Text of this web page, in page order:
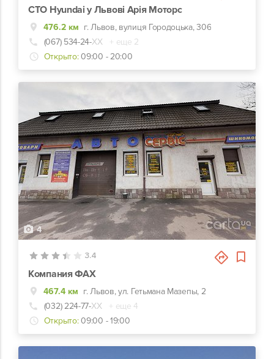
СТО Hyundai у Львові Арія Моторс
476.2 км г. Львов, вулиця Городоцька, 306
(067) 534-24-ХХ
+ еще 2
Открыто: 09:00 - 20:00
4
3.4
Компания ФАХ
467.4 км г. Львов, ул. Гетьмана Мазепы, 2
(032) 224-77-ХХ
+ еще 4
Открыто: 09:00 - 19:00